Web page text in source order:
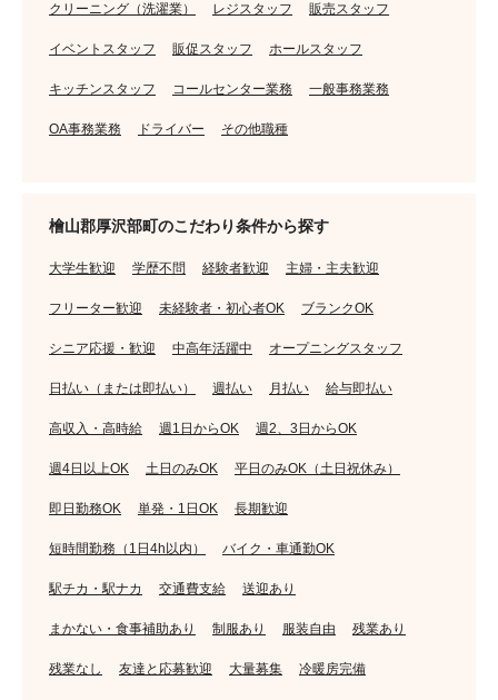
クリーニング（洗濯業） レジスタッフ 販売スタッフ
イベントスタッフ 販促スタッフ ホールスタッフ
キッチンスタッフ コールセンター業務 一般事務業務
OA事務業務 ドライバー その他職種
檜山郡厚沢部町のこだわり条件から探す
大学生歓迎 学歴不問 経験者歓迎 主婦・主夫歓迎
フリーター歓迎 未経験者・初心者OK ブランクOK
シニア応援・歓迎 中高年活躍中 オープニングスタッフ
日払い（または即払い） 週払い 月払い 給与即払い
高収入・高時給 週1日からOK 週2、3日からOK
週4日以上OK 土日のみOK 平日のみOK（土日祝休み）
即日勤務OK 単発・1日OK 長期歓迎
短時間勤務（1日4h以内） バイク・車通勤OK
駅チカ・駅ナカ 交通費支給 送迎あり
まかない・食事補助あり 制服あり 服装自由 残業あり
残業なし 友達と応募歓迎 大量募集 冷暖房完備